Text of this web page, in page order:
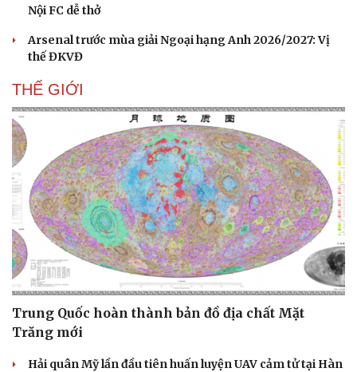
Nội FC dễ thở
Arsenal trước mùa giải Ngoại hạng Anh 2026/2027: Vị
thế ĐKVĐ
THẾ GIỚI
Trung Quốc hoàn thành bản đồ địa chất Mặt
Trăng mới
Hải quân Mỹ lần đầu tiên huấn luyện UAV cảm tử tại Hàn